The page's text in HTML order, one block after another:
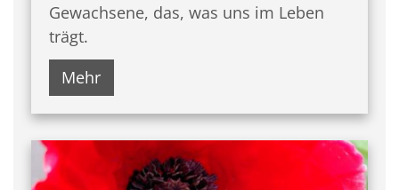
Gewachsene, das, was uns im Leben
trägt.
Mehr